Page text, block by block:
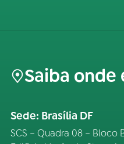
Saiba onde
Sede: Brasília DF
SCS – Quadra 08 – Bloco